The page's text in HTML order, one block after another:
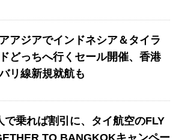
アジアでインドネシア＆タイラ
どっちへ行くセール開催、香港
リ線新規就航も
で乗れば割引に、タイ航空のFLY